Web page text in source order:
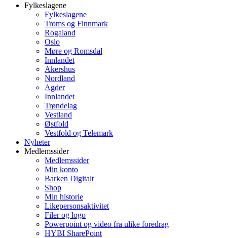
Fylkeslagene
Fylkeslagene
Troms og Finnmark
Rogaland
Oslo
Møre og Romsdal
Innlandet
Akershus
Nordland
Agder
Innlandet
Trøndelag
Vestland
Østfold
Vestfold og Telemark
Nyheter
Medlemssider
Medlemssider
Min konto
Barken Digitalt
Shop
Min historie
Likepersonsaktivitet
Filer og logo
Powerpoint og video fra ulike foredrag
HYBI SharePoint